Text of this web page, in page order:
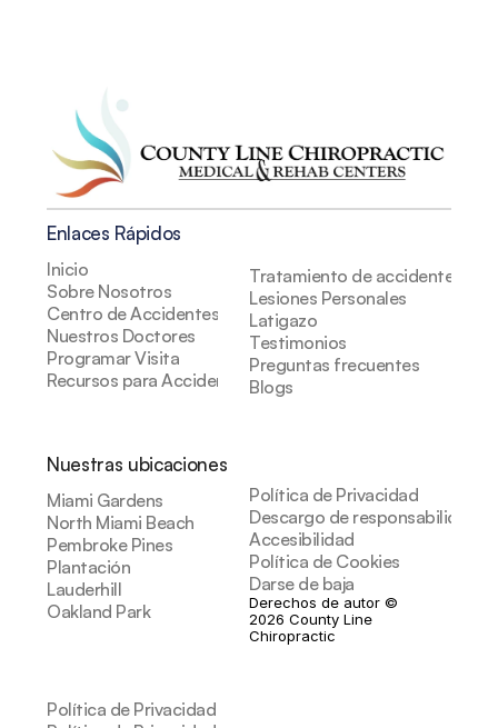
Enlaces Rápidos
Inicio
Sobre Nosotros
Centro de Accidentes
Nuestros Doctores
Programar Visita
Recursos para Accidentes
Tratamiento de accidentes
Lesiones Personales
Latigazo
Testimonios
Blogs
Preguntas frecuentes
Nuestras ubicaciones
Miami Gardens
North Miami Beach
Pembroke Pines
Plantación
Lauderhill
Oakland Park
Política de Privacidad
Descargo de responsabilidad
Accesibilidad
Política de Cookies
Darse de baja
Derechos de autor ©
2026 County Line
Chiropractic
Política de Privacidad